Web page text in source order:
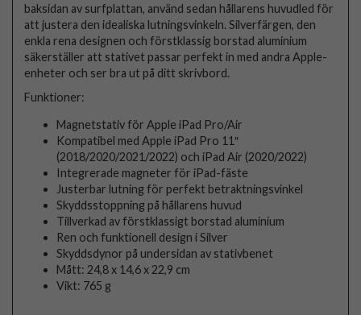
baksidan av surfplattan, använd sedan hållarens huvudled för
att justera den idealiska lutningsvinkeln. Silverfärgen, den
enkla rena designen och förstklassig borstad aluminium
säkerställer att stativet passar perfekt in med andra Apple-
enheter och ser bra ut på ditt skrivbord.
Funktioner:
Magnetstativ för Apple iPad Pro/Air
Kompatibel med Apple iPad Pro 11″
(2018/2020/2021/2022) och iPad Air (2020/2022)
Integrerade magneter för iPad-fäste
Justerbar lutning för perfekt betraktningsvinkel
Skyddsstoppning på hållarens huvud
Tillverkad av förstklassigt borstad aluminium
Ren och funktionell design i Silver
Skyddsdynor på undersidan av stativbenet
Mått: 24,8 x 14,6 x 22,9 cm
Vikt: 765 g